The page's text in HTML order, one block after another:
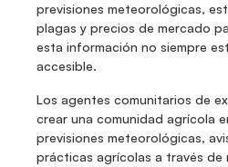
previsiones meteorológicas,
plagas y precios de mercado
esta información no siempre
accesible.
Los agentes comunitarios de
crear una comunidad agrícola
previsiones meteorológicas,
prácticas agrícolas a través de